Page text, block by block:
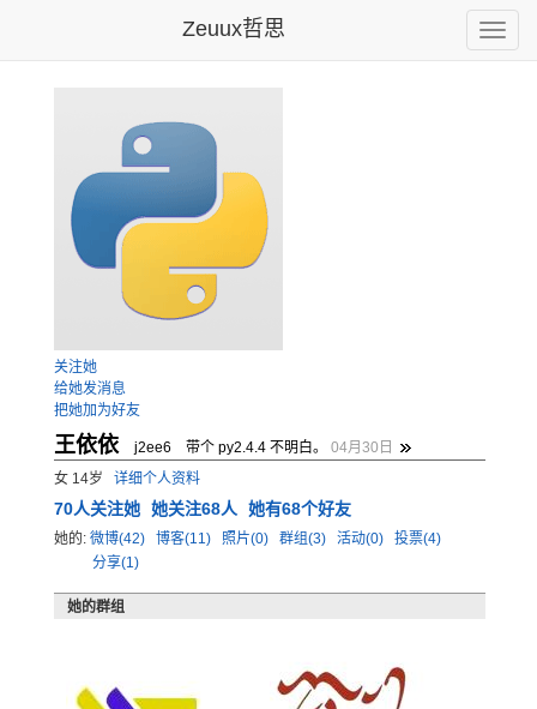
Toggle
Zeuux哲思
关注她
给她发消息
把她加为好友
王依依 j2ee6 带个 py2.4.4 不明白。
04月30日
女 14岁 详细个人资料
70人关注她 她关注68人 她有68个好友
她的: 微博(42) 博客(11) 照片(0) 群组(3) 活动(0)
投票(4)
分享(1)
她的群组